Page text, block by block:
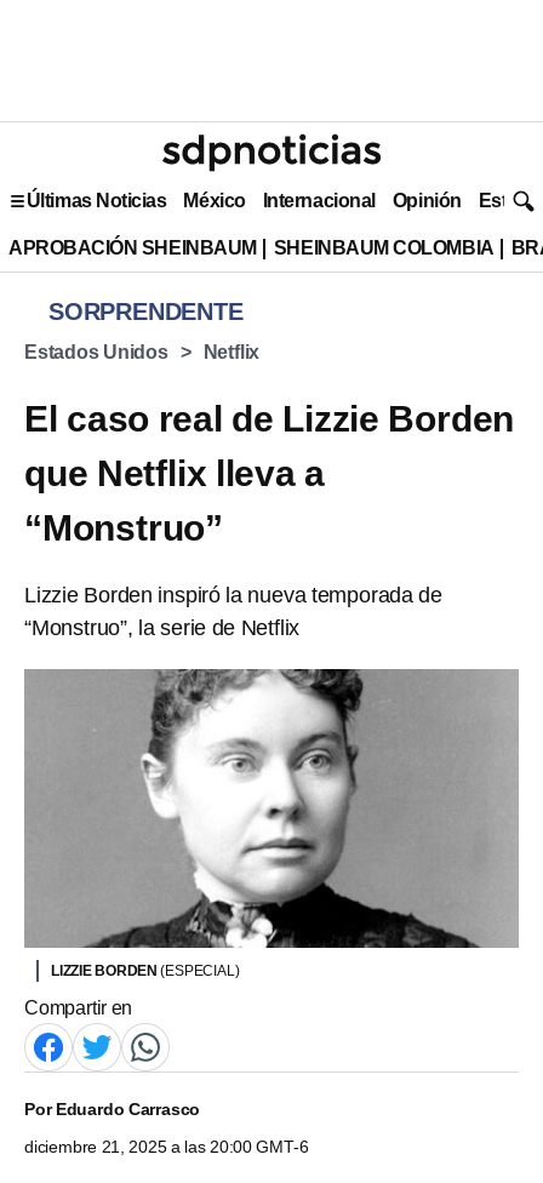
Últimas Noticias México Internacional Opinión Estilo
APROBACIÓN SHEINBAUM SHEINBAUM COLOMBIA
SORPRENDENTE
Estados Unidos Netflix
El caso real de Lizzie Borden
que Netflix lleva a
“Monstruo”
Lizzie Borden inspiró la nueva temporada de
“Monstruo”, la serie de Netflix
LIZZIE BORDEN(ESPECIAL)
Compartir en
PorEduardo Carrasco
diciembre 21, 2025 a las 20:00 GMT-6